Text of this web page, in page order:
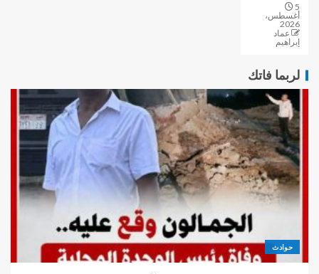
5
أغسطس،
2026
عماد
إبراهيم
لربما فاتك
حوادث